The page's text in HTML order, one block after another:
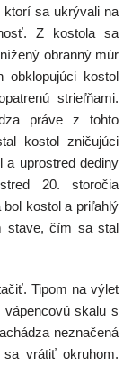
ktorí sa ukrývali na
Z kostola sa
obranný múr
obklopujúci kostol
strieľňami.
práve z tohto
kostol zničujúci
a uprostred dediny
20. storočia
kostol a priľahlý
stave, čím sa stal
Tipom na výlet
skalu s
neznačená
vrátiť okruhom.